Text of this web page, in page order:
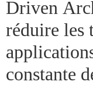
Driven
réduire les
constante